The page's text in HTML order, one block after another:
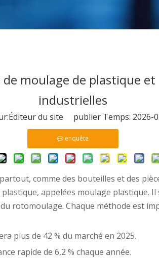
de moulage de plastique
industrielles
du site publier Temps:
enquête
comme des bouteilles et des
appelées moulage plastique. Il
rotomoulage. Chaque méthode est
plus de 42 % du marché en 2025.
rapide de 6,2 % chaque année.